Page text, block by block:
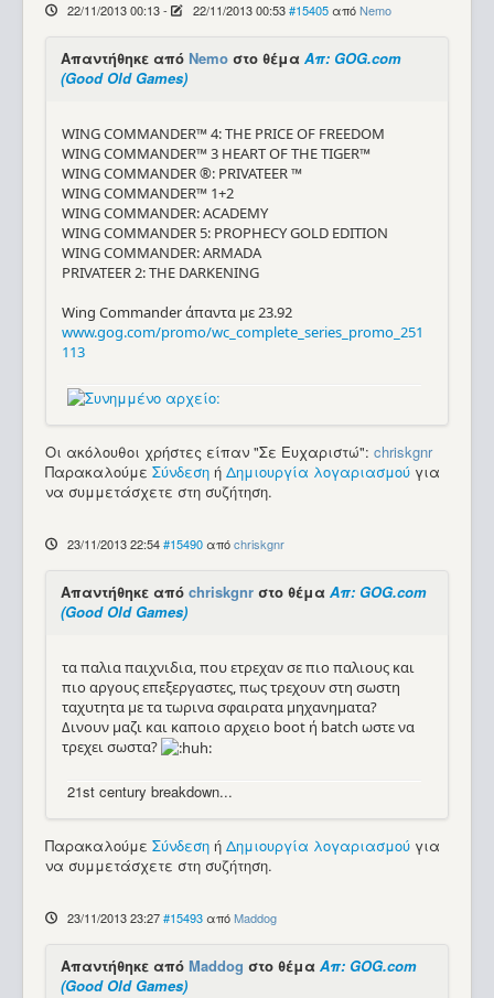
22/11/2013 00:13- 22/11/2013 00:53 #15405 απόNemo
Απαντήθηκε από Nemo στο θέμα Απ: GOG.com
(Good Old Games)
WING COMMANDER™ 4: THE PRICE OF FREEDOM
WING COMMANDER™ 3 HEART OF THE TIGER™
WING COMMANDER ®: PRIVATEER ™
WING COMMANDER™ 1+2
WING COMMANDER: ACADEMY
WING COMMANDER 5: PROPHECY GOLD EDITION
WING COMMANDER: ARMADA
PRIVATEER 2: THE DARKENING
Wing Commander άπαντα με 23.92
www.gog.com/promo/wc_complete_series_promo_251
113
Οι ακόλουθοι χρήστες είπαν "Σε Ευχαριστώ": chriskgnr
Παρακαλούμε Σύνδεση ή Δημιουργία λογαριασμού για
να συμμετάσχετε στη συζήτηση.
23/11/2013 22:54 #15490 απόchriskgnr
Απαντήθηκε από chriskgnr στο θέμα Απ: GOG.com
(Good Old Games)
τα παλια παιχνιδια, που ετρεχαν σε πιο παλιους και
πιο αργους επεξεργαστες, πως τρεχουν στη σωστη
ταχυτητα με τα τωρινα σφαιρατα μηχανηματα?
Δινουν μαζι και καποιο αρχειο boot ή batch ωστε να
τρεχει σωστα?
21st century breakdown...
Παρακαλούμε Σύνδεση ή Δημιουργία λογαριασμού για
να συμμετάσχετε στη συζήτηση.
23/11/2013 23:27 #15493 απόMaddog
Απαντήθηκε από Maddog στο θέμα Απ: GOG.com
(Good Old Games)